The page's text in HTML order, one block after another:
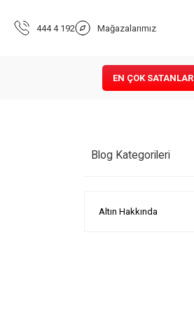
444 4 192 Mağazalarımız
EN ÇOK SATANLAR
Blog Kategorileri
Altın Hakkında